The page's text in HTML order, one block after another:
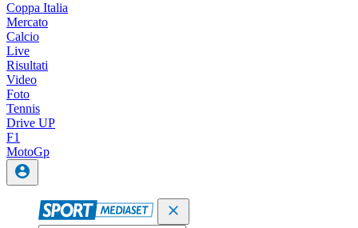
Coppa Italia
Mercato
Calcio
Live
Risultati
Video
Foto
Tennis
Drive UP
F1
MotoGp